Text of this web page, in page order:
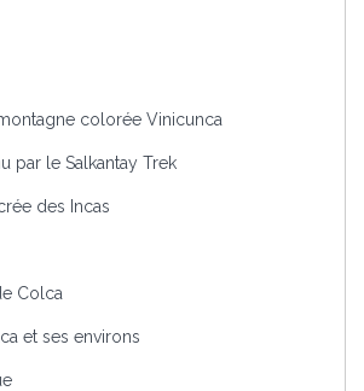
colorée Vinicunca
par le Salkantay Trek
des Incas
Colca
et ses environs